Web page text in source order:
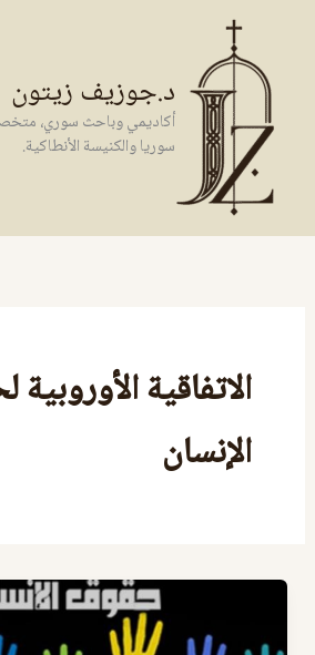
المحتوى
د.جوزيف زيتون
أكاديمي وباحث سوري،
سوريا والكنيسة الأنطاكية.
الاتفاقية
الإنسان